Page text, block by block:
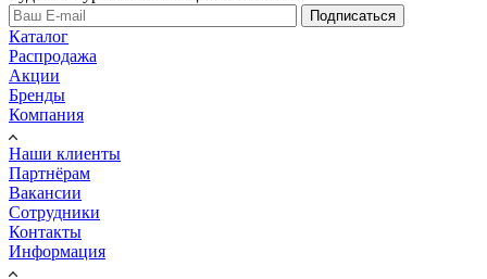
Подписаться
Каталог
Распродажа
Акции
Бренды
Компания
Наши клиенты
Партнёрам
Вакансии
Сотрудники
Контакты
Информация